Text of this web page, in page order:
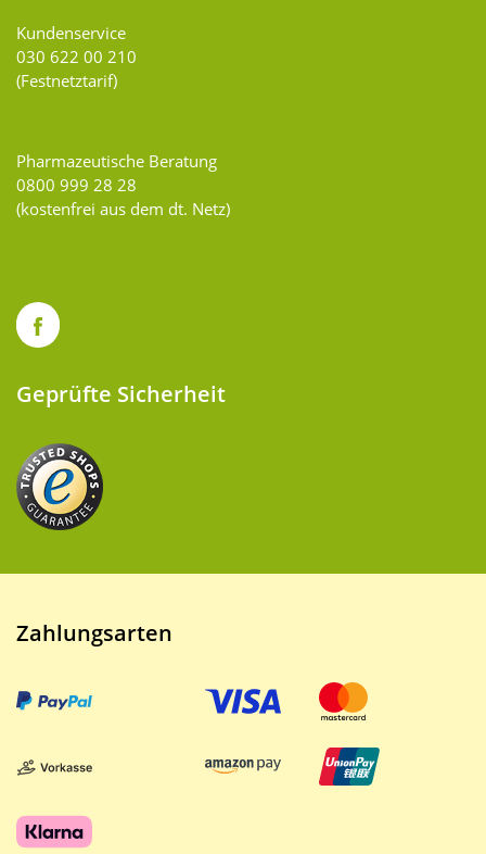
Kundenservice
030 622 00 210
(Festnetztarif)
Pharmazeutische Beratung
0800 999 28 28
(kostenfrei aus dem dt. Netz)
Geprüfte Sicherheit
Zahlungsarten